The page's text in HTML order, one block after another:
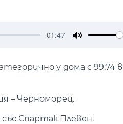
-01:47
у дома с 99:74 в
– Черноморец.
Спартак Плевен.